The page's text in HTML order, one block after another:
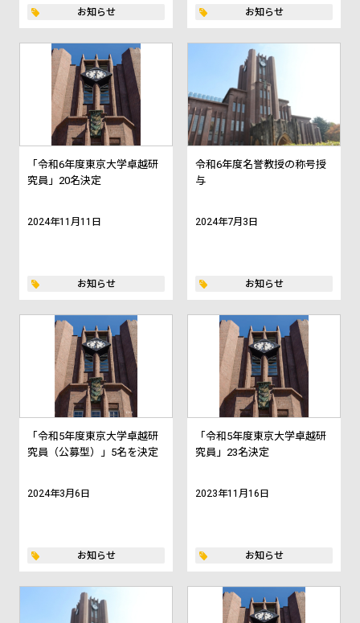
お知らせ お知らせ
「令和6年度東京大学卓越研
究員」20名決定
2024年11月11日
お知らせ
令和6年度名誉教授の称号授
与
2024年7月3日
お知らせ
「令和5年度東京大学卓越研
究員（公募型）」5名を決定
2024年3月6日
お知らせ
「令和5年度東京大学卓越研
究員」23名決定
2023年11月16日
お知らせ